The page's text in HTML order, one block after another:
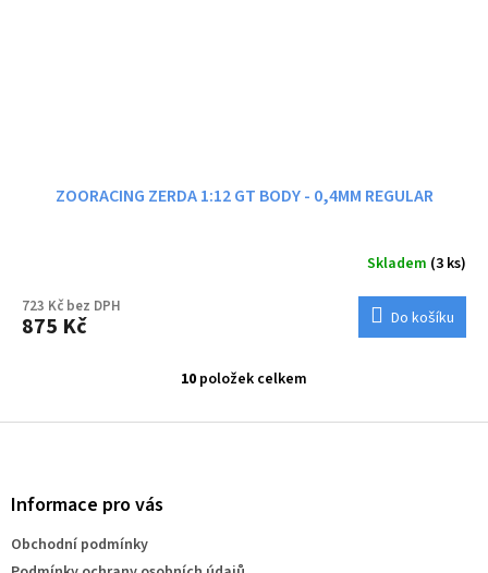
ZOORACING ZERDA 1:12 GT BODY - 0,4MM REGULAR
Skladem (3 ks)
723 Kč bez DPH
875 Kč Do košíku
O
l
10 položek celkem
Z
Informace pro vás
Obchodní podmínky